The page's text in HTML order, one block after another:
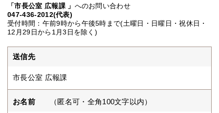
「市長公室 広報課 」 へのお問い合わせ
047-436-2012(代表)
受付時間：午前9時から午後5時まで(土曜日・日曜日・祝休日・
12月29日から1月3日を除く)
送信先
市長公室 広報課
お名前 （匿名可・全角100文字以内）